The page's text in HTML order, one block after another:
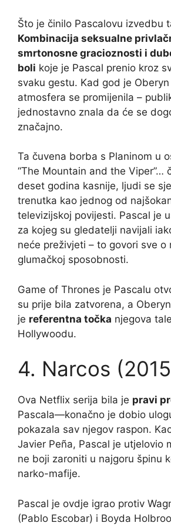
Što je činilo Pascalovu izvedbu
Kombinacija seksualne
smrtonosne gracioznosti i
boli koje je Pascal prenio kroz
svaku gestu. Kad god je
atmosfera se promijenila –
jednostavno znala da će se
značajno.
Ta čuvena borba s Planinom u
“The Mountain and the Viper”…
deset godina kasnije, ljudi se
trenutka kao jednog od
televizijskoj povijesti. Pascal je
za kojeg su gledatelji navijali
neće preživjeti – to govori sve o
glumačkoj sposobnosti.
Game of Thrones je Pascalu
su prije bila zatvorena, a
je referentna točka njegova
Hollywoodu.
4. Narcos
Ova Netflix serija bila je pravi
Pascala—konačno je dobio
pokazala sav njegov raspon.
Javier Peña, Pascal je utjelovio
ne boji zaroniti u najgoru špinu
narko-mafije.
Pascal je ovdje igrao protiv
(Pablo Escobar) i Boyda